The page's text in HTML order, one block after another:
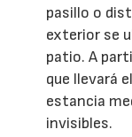
pasillo o
exterior se
patio. A
que llevará
estancia
invisibles.